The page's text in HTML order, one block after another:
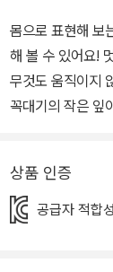
몸으로 표현해 보
해 볼 수 있어요! 멋지게 표현해 보아요! 숲 속은 아주 고요했어요. 아
무것도 움직이지
꼭대기의 작은 잎
를 활짝 펼치고 훨
따라가면 무엇이
상품 인증
공급자 적합